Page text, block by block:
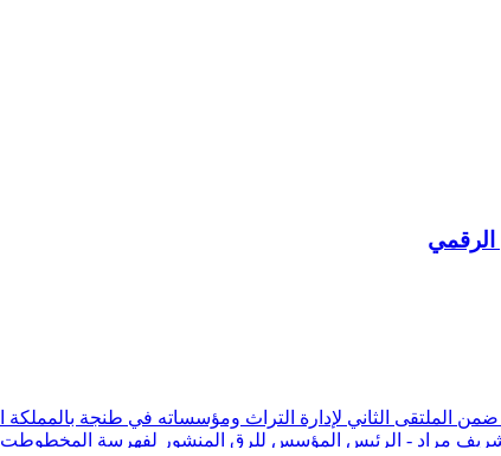
الرقمي
شريف مراد - الرئيس المؤسس للرق المنشور لفهرسة المخطوطت